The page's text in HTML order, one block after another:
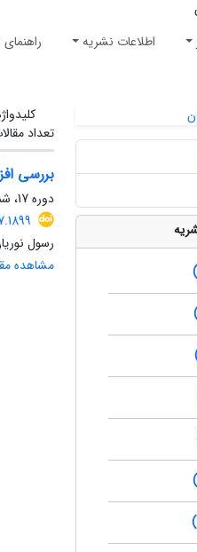
اطلاعات نشریه
تعداد
بررسی
دوره 17، شماره 57، زمستان 1401، صفحه
رسول
مشاهده